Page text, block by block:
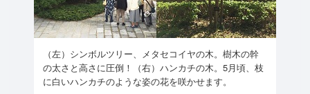
（左）シンボルツリー、メタセコイヤの木。樹木の幹
の太さと高さに圧倒！（右）ハンカチの木。5月頃、枝
に白いハンカチのような姿の花を咲かせます。